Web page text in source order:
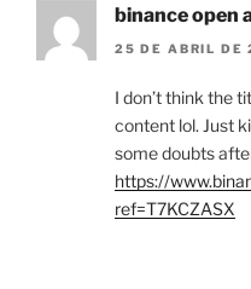
binance open
25 DE ABRIL
I don’t think the
content lol. Just
some doubts
https://
ref=T7KCZASX